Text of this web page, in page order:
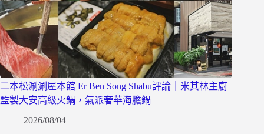
二本松涮涮屋本館 Er Ben Song Shabu評論｜米其林主廚
監製大安高級火鍋，氣派奢華海膽鍋
2026/08/04